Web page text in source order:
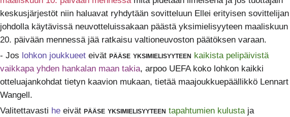
keskusjärjestöt niin haluavat ryhdytään sovitteluun Ellei erityisen sovittelijan
johdolla käytävissä neuvotteluissakaan päästä yksimielisyyteen maaliskuun
20. päivään mennessä jää ratkaisu valtioneuvoston päätöksen varaan.
- Jos lohkon joukkueeteivät pääse yksimielisyyteen kaikista pelipäivistä
vaikkapa yhden hankalan maan takia, arpoo UEFA koko lohkon kaikki
otteluajankohdat tietyn kaavion mukaan, tietää maajoukkuepäällikkö Lennart
Wangell.
Valitettavasti heeivät pääse yksimielisyyteen tapahtumien kulustaja